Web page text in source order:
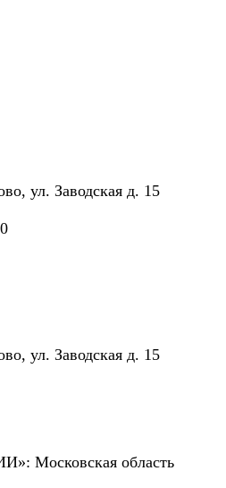
ул. Заводская д. 15
ул. Заводская д. 15
Московская область